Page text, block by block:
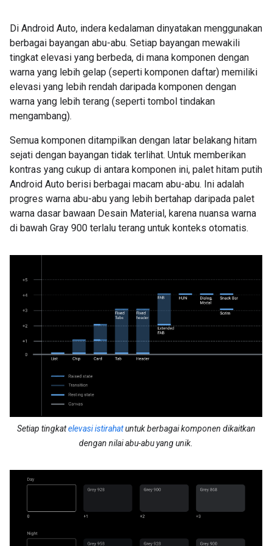
Di Android Auto, indera kedalaman dinyatakan menggunakan
berbagai bayangan abu-abu. Setiap bayangan mewakili
tingkat elevasi yang berbeda, di mana komponen dengan
warna yang lebih gelap (seperti komponen daftar) memiliki
elevasi yang lebih rendah daripada komponen dengan
warna yang lebih terang (seperti tombol tindakan
mengambang).
Semua komponen ditampilkan dengan latar belakang hitam
sejati dengan bayangan tidak terlihat. Untuk memberikan
kontras yang cukup di antara komponen ini, palet hitam putih
Android Auto berisi berbagai macam abu-abu. Ini adalah
progres warna abu-abu yang lebih bertahap daripada palet
warna dasar bawaan Desain Material, karena nuansa warna
di bawah Gray 900 terlalu terang untuk konteks otomatis.
Setiap tingkatelevasi istirahatuntuk berbagai komponen dikaitkan
dengan nilai abu-abu yang unik.